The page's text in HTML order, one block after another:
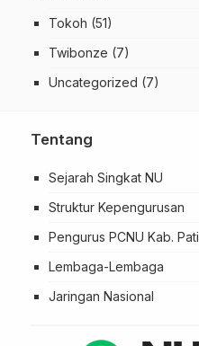
Tokoh (51)
Twibonze (7)
Uncategorized (7)
Tentang
Sejarah Singkat NU
Struktur Kepengurusan
Pengurus PCNU Kab. Pati
Lembaga-Lembaga
Jaringan Nasional